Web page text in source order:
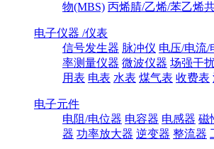
物(MBS) 丙烯腈/乙烯/苯乙烯
电子仪器 /仪表
信号发生器 脉冲仪 电压/电流/
率测量仪器 微波仪器 场强干
用表 电表 水表 煤气表 收费表
电子元件
电阻/电位器 电容器 电感器 磁
器 功率放大器 逆变器 整流器